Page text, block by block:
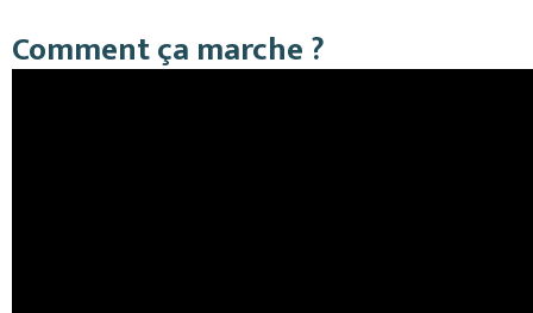
Comment ça marche ?